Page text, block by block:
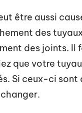
être aussi
des
des joints. Il
que votre
Si ceux-ci sont